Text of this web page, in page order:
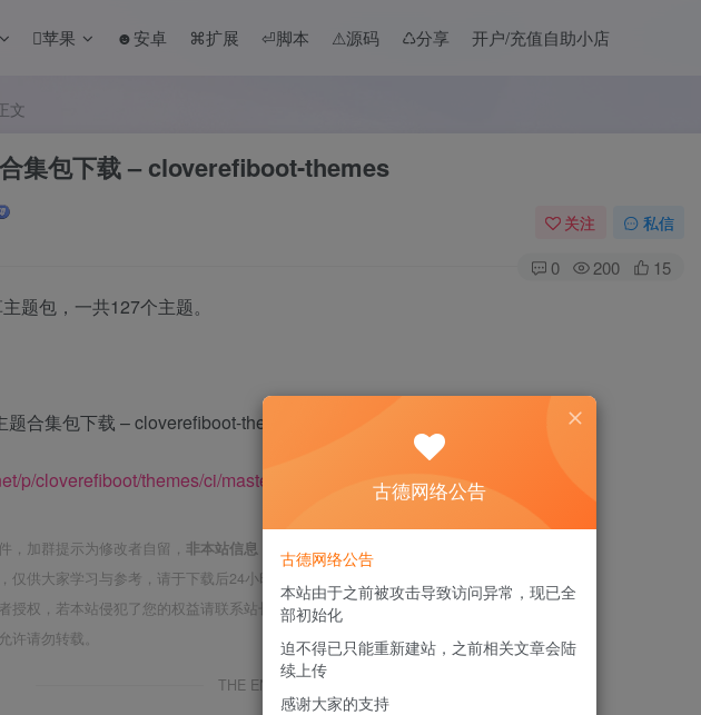
苹果 ☻安卓 ⌘扩展 ⏎脚本 ⚠︎源码 ♺分享 开户/充值自助小店
文
集包下载 – cloverefiboot-themes
关注 私信
0 200 15
题包，一共127个主题。
p/cloverefiboot/themes/ci/master/tree/themes/
，加群提示为修改者自留， 非本站信息 ，注意鉴别；
仅供大家学习与参考，请于下载后24小时内删除；
授权，若本站侵犯了您的权益请联系站长进行删除处理；
许请勿转载。
THE END
古德网络公告
古德网络公告
本站由于之前被攻击导致访问异常，现已全
部初始化
迫不得已只能重新建站，之前相关文章会陆
续上传
感谢大家的支持